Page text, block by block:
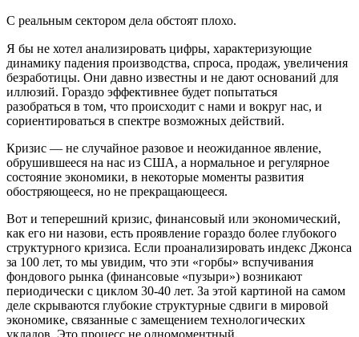
С реальным сектором дела обстоят плохо.
Я бы не хотел анализировать цифры, характеризующие
динамику падения производства, спроса, продаж, увеличения
безработицы. Они давно известны и не дают оснований для
иллюзий. Гораздо эффективнее будет попытаться
разобраться в том, что происходит с нами и вокруг нас, и
сориентироваться в спектре возможных действий.
Кризис — не случайное разовое и неожиданное явление,
обрушившееся на нас из США, а нормальное и регулярное
состояние экономики, в некоторые моменты развития
обостряющееся, но не прекращающееся.
Вот и теперешний кризис, финансовый или экономический,
как его ни назови, есть проявление гораздо более глубокого
структурного кризиса. Если проанализировать индекс Джонса
за 100 лет, то мы увидим, что эти «горбы» вспучивания
фондового рынка (финансовые «пузыри») возникают
периодически с циклом 30-40 лет. За этой картиной на самом
деле скрываются глубокие структурные сдвиги в мировой
экономике, связанные с замещением технологических
укладов. Это процесс не одномоментный.